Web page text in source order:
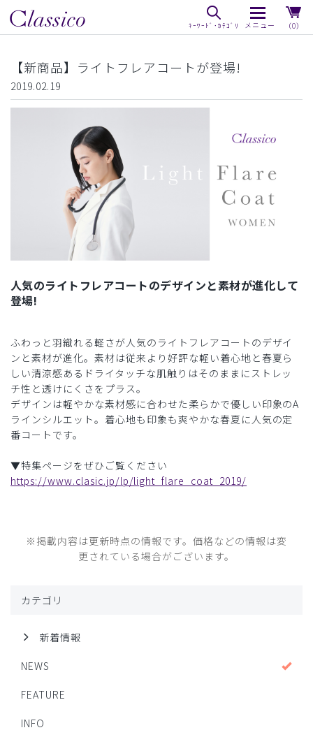
（0）
【新商品】ライトフレアコートが登場!
2019.02.19
人気のライトフレアコートのデザインと素材が進化して
登場!
ふわっと羽織れる軽さが人気のライトフレアコートのデザイ
ンと素材が進化。素材は従来より好評な軽い着心地と春夏ら
しい清涼感あるドライタッチな肌触りはそのままにストレッ
チ性と透けにくさをプラス。
デザインは軽やかな素材感に合わせた柔らかで優しい印象のA
ラインシルエット。着心地も印象も爽やかな春夏に人気の定
番コートです。
▼特集ページをぜひご覧ください
https://www.clasic.jp/lp/light_flare_coat_2019/
※掲載内容は更新時点の情報です。価格などの情報は変
更されている場合がございます。
カテゴリ
新着情報
NEWS
FEATURE
INFO